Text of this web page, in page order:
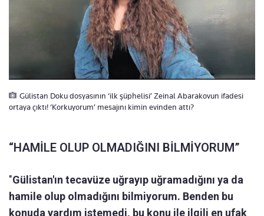
Gülistan Doku dosyasının ‘ilk şüphelisi’ Zeinal Abarakovun ifadesi
ortaya çıktı! ‘Korkuyorum’ mesajını kimin evinden attı?
“HAMİLE OLUP OLMADIĞINI BİLMİYORUM”
"Gülistan'ın tecavüze uğrayıp uğramadığını ya da
hamile olup olmadığını bilmiyorum. Benden bu
konuda yardım istemedi, bu konu ile ilgili en ufak